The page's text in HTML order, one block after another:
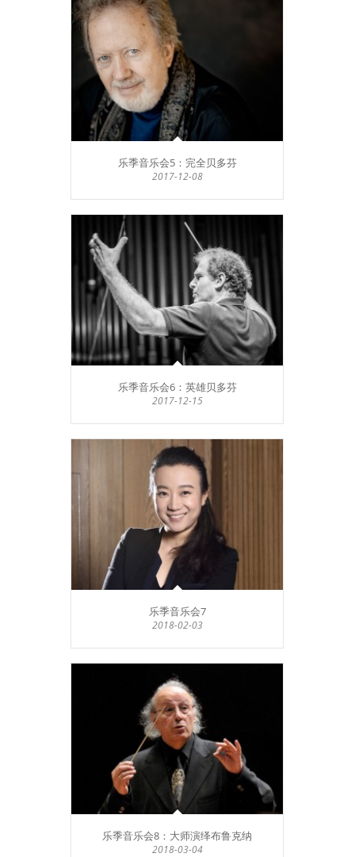
乐季音乐会5：完全贝多芬
2017-12-08
乐季音乐会6：英雄贝多芬
2017-12-15
乐季音乐会7
2018-02-03
乐季音乐会8：大师演绎布鲁克纳
2018-03-04